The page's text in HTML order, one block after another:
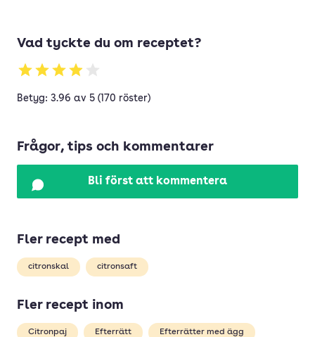
Vad tyckte du om receptet?
Betyg: 3.96 av 5 (170 röster)
Frågor, tips och kommentarer
Bli först att kommentera
Fler recept med
citronskal citronsaft
Fler recept inom
Citronpaj Efterrätt Efterrätter med ägg